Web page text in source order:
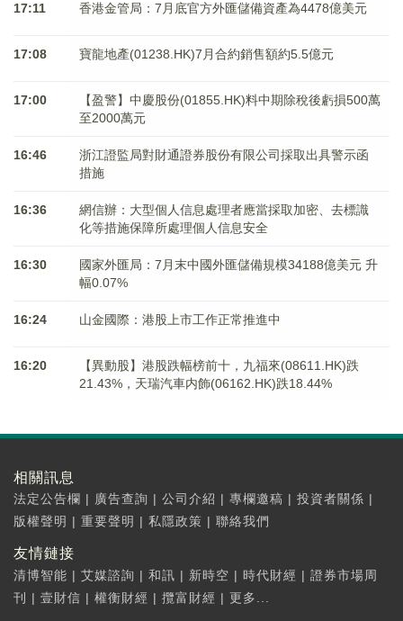
17:11 香港金管局：7月底官方外匯儲備資產為4478億美元
17:08 寶龍地產(01238.HK)7月合約銷售額約5.5億元
17:00
【盈警】中慶股份(01855.HK)料中期除稅後虧損500萬
至2000萬元
16:46
浙江證監局對財通證券股份有限公司採取出具警示函
措施
16:36
網信辦：大型個人信息處理者應當採取加密、去標識
化等措施保障所處理個人信息安全
16:30
國家外匯局：7月末中國外匯儲備規模34188億美元 升
幅0.07%
16:24 山金國際：港股上市工作正常推進中
16:20
【異動股】港股跌幅榜前十，九福來(08611.HK)跌
21.43%，天瑞汽車内飾(06162.HK)跌18.44%
相關訊息
法定公告欄 | 廣告查詢 | 公司介紹 | 專欄邀稿 | 投資者關係 |
版權聲明 | 重要聲明 | 私隱政策 | 聯絡我們
友情鏈接
清博智能 | 艾媒諮詢 | 和訊 | 新時空 | 時代財經 | 證券市場周
刊
| 壹財信 | 權衡財經 | 攬富財經 | 更多...